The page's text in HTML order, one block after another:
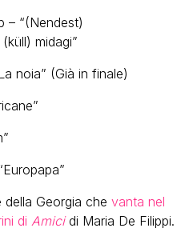
– “(Nendest)
midagi”
noia” (Già in finale)
della Georgia che vanta nel
di Amicidi Maria De Filippi.